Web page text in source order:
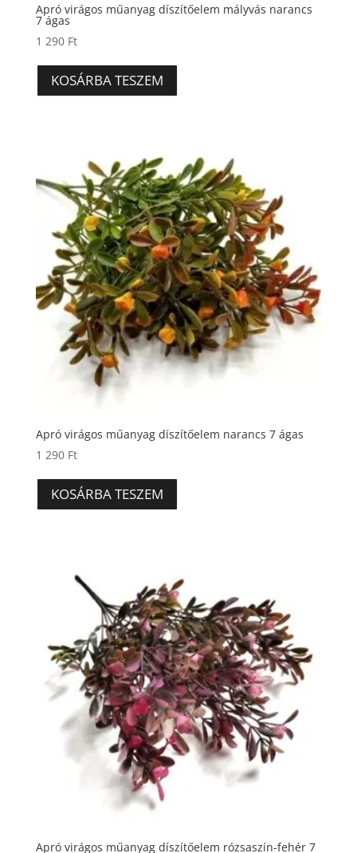
Apró virágos műanyag díszítőelem mályvás narancs
7 ágas
1 290 Ft
KOSÁRBA TESZEM
Apró virágos műanyag díszítőelem narancs 7 ágas
1 290 Ft
KOSÁRBA TESZEM
Apró virágos műanyag díszítőelem rózsaszín-fehér 7